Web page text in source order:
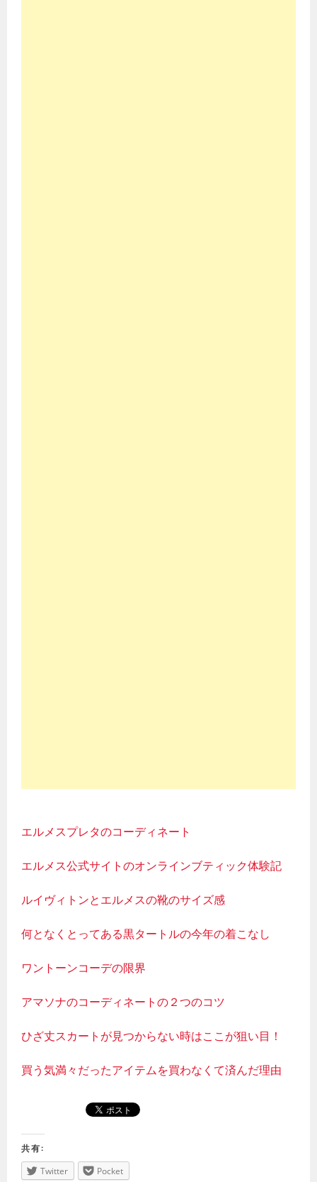
エルメスプレタのコーディネート
エルメス公式サイトのオンラインブティック体験記
ルイヴィトンとエルメスの靴のサイズ感
何となくとってある黒タートルの今年の着こなし
ワントーンコーデの限界
アマソナのコーディネートの２つのコツ
ひざ丈スカートが見つからない時はここが狙い目！
買う気満々だったアイテムを買わなくて済んだ理由
共有:
Twitter
Pocket